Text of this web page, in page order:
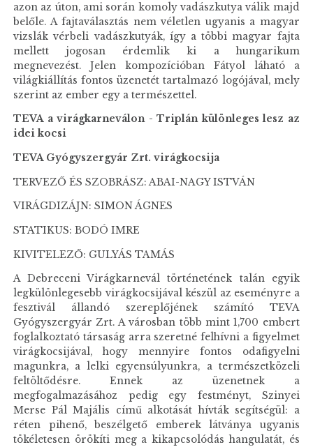
azon az úton, ami során komoly vadászkutya válik majd
belőle. A fajtaválasztás nem véletlen ugyanis a magyar
vizslák vérbeli vadászkutyák, így a többi magyar fajta
mellett jogosan érdemlik ki a hungarikum
megnevezést. Jelen kompozícióban Fátyol láható a
világkiállítás fontos üzenetét tartalmazó logójával, mely
szerint az ember egy a természettel.
TEVA a virágkarneválon - Triplán különleges lesz az
idei kocsi
TEVA Gyógyszergyár Zrt. virágkocsija
TERVEZŐ ÉS SZOBRÁSZ: ABAI-NAGY ISTVÁN
VIRÁGDIZÁJN: SIMON ÁGNES
STATIKUS: BODÓ IMRE
KIVITELEZŐ: GULYÁS TAMÁS
A Debreceni Virágkarnevál történetének talán egyik
legkülönlegesebb virágkocsijával készül az eseményre a
fesztivál állandó szereplőjének számító TEVA
Gyógyszergyár Zrt. A városban több mint 1,700 embert
foglalkoztató társaság arra szeretné felhívni a figyelmet
virágkocsijával, hogy mennyire fontos odafigyelni
magunkra, a lelki egyensúlyunkra, a természetközeli
feltöltődésre. Ennek az üzenetnek a
megfogalmazásához pedig egy festményt, Szinyei
Merse Pál Majális című alkotását hívták segítségül: a
réten pihenő, beszélgető emberek látványa ugyanis
tökéletesen örökíti meg a kikapcsolódás hangulatát, és